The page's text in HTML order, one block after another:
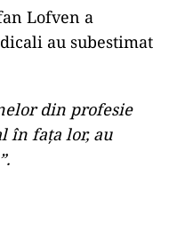
Lofven a
au subestimat
din profesie
în fața lor, au